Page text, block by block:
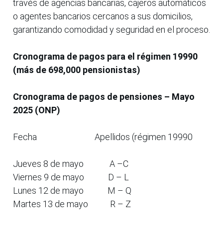
través de agencias bancarias, cajeros automáticos
o agentes bancarios cercanos a sus domicilios,
garantizando comodidad y seguridad en el proceso.
Cronograma de pagos para el régimen 19990
(más de 698,000 pensionistas)
Cronograma de pagos de pensiones – Mayo
2025 (ONP)
Fecha Apellidos (régimen 19990
Jueves 8 de mayo A –C
Viernes 9 de mayo D – L
Lunes 12 de mayo M – Q
Martes 13 de mayo R – Z